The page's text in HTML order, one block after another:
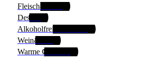
Fleisch&Fisch
Dessert
Alkoholfreie Getränke
Wein&Bier
Warme Getränke